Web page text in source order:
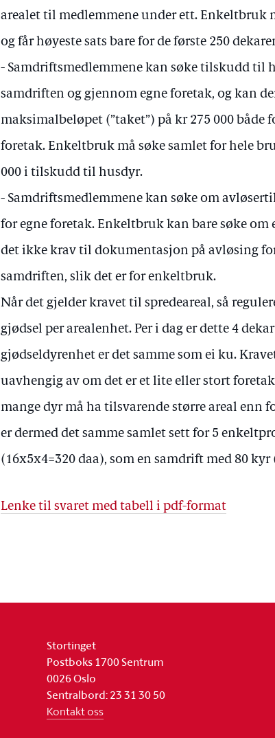
arealet til medlemmene under ett. Enkeltbruk
og får høyeste sats bare for de første 250
- Samdriftsmedlemmene kan søke tilskudd til
samdriften og gjennom egne foretak, og kan
maksimalbeløpet (”taket”) på kr 275 000 både
foretak. Enkeltbruk må søke samlet for hele
000 i tilskudd til husdyr.
- Samdriftsmedlemmene kan søke om
for egne foretak. Enkeltbruk kan bare søke
det ikke krav til dokumentasjon på avløsing
samdriften, slik det er for enkeltbruk.
Når det gjelder kravet til spredeareal, så
gjødsel per arealenhet. Per i dag er dette 4
gjødseldyrenhet er det samme som ei ku.
uavhengig av om det er et lite eller stort
mange dyr må ha tilsvarende større areal enn
er dermed det samme samlet sett for 5
(16x5x4=320 daa), som en samdrift med 80 kyr
Lenke til svaret med tabell i pdf-format
Stortinget
Postboks 1700 Sentrum
0026 Oslo
Sentralbord: 23 31 30 50
Kontakt oss